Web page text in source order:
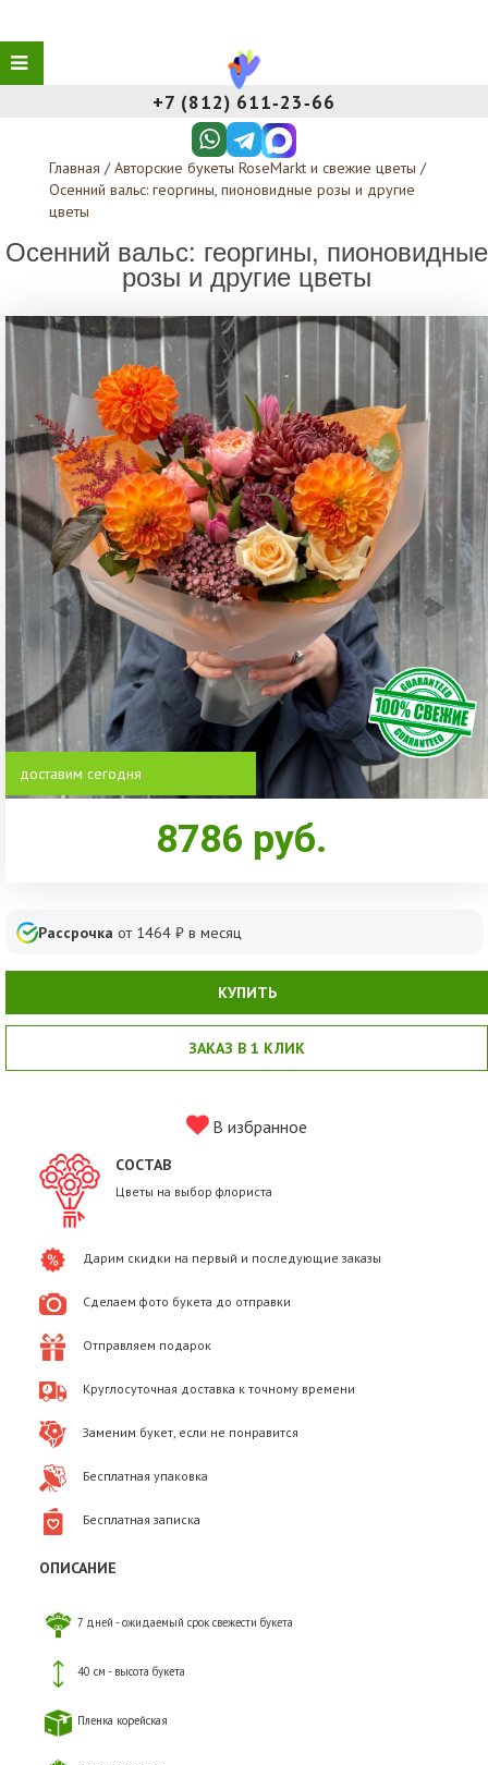
+7 (812) 611‑23‑66
Главная / Авторские букеты RoseMarkt и свежие цветы /
Осенний вальс: георгины, пионовидные розы и другие
цветы
Осенний вальс: георгины, пионовидные
розы и другие цветы
доставим сегодня
8786 руб.
Рассрочка от 1464 ₽ в месяц
КУПИТЬ
ЗАКАЗ В 1 КЛИК
В избранное
СОСТАВ
Цветы на выбор флориста
Дарим скидки на первый и последующие заказы
Сделаем фото букета до отправки
Отправляем подарок
Круглосуточная доставка к точному времени
Заменим букет, если не понравится
Бесплатная упаковка
Бесплатная записка
ОПИСАНИЕ
7 дней - ожидаемый срок свежести букета
40 см - высота букета
Пленка корейская